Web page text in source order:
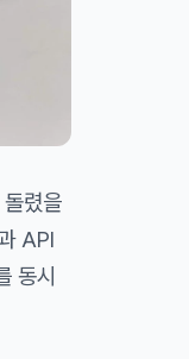
렸을
API
동시